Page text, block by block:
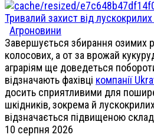
Тривалий захист від лускокрилих
Агроновини
Завершується збирання озимих
колосових, а от за врожай
аграріям ще доведеться
відзначають фахівці компанії
досить сприятливими для
шкідників, зокрема й
відзначається підвищеною
10 серпня 2026